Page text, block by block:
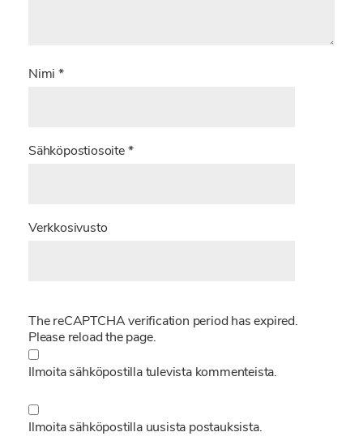
Nimi *
Sähköpostiosoite *
Verkkosivusto
The reCAPTCHA verification period has expired.
Please reload the page.
Ilmoita sähköpostilla tulevista kommenteista.
Ilmoita sähköpostilla uusista postauksista.